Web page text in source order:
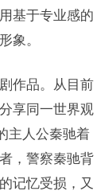
基于专业感的
象。
作品。从目前
享同一世界观
主人公秦驰着
，警察秦驰背
记忆受损，又